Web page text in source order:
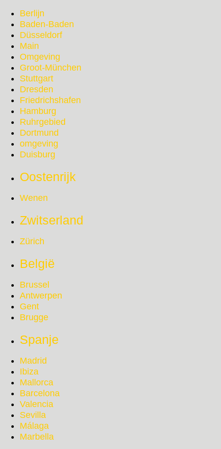
Berlijn
Baden-Baden
Düsseldorf
Main
Omgeving
Groot-München
Stuttgart
Dresden
Friedrichshafen
Hamburg
Ruhrgebied
Dortmund
omgeving
Duisburg
Oostenrijk
Wenen
Zwitserland
Zürich
België
Brussel
Antwerpen
Gent
Brugge
Spanje
Madrid
Ibiza
Mallorca
Barcelona
Valencia
Sevilla
Málaga
Marbella